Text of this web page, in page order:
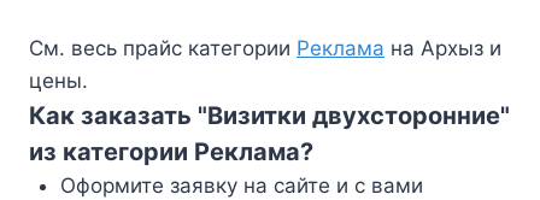
См. весь прайс категории Реклама на Архыз и
цены.
Как заказать "Визитки двухсторонние"
из категории Реклама?
Оформите заявку на сайте и с вами